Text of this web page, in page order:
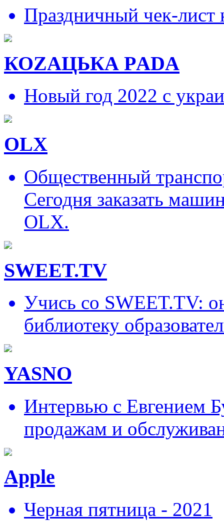
Праздничный чек-
КОZAЦЬКА РADA
Новый год 2022 с
OLX
Общественный
Сегодня заказать
OLX.
SWEET.TV
Учись со SWEET.TV:
библиотеку
YASNO
Интервью с Евгением
продажам и
Apple
Черная пятница - 2021